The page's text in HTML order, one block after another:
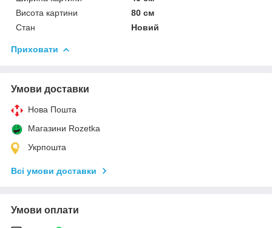
Висота картини
80 см
Стан
Новий
Приховати
Умови доставки
Нова Пошта
Магазини Rozetka
Укрпошта
Всі умови доставки
Умови оплати